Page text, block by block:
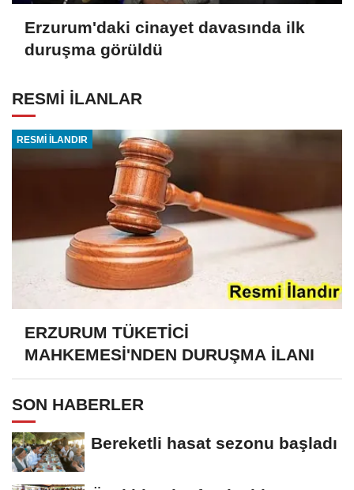
Erzurum'daki cinayet davasında ilk
duruşma görüldü
RESMİ İLANLAR
RESMİ İLANDIR
ERZURUM TÜKETİCİ
MAHKEMESİ'NDEN DURUŞMA İLANI
SON HABERLER
Bereketli hasat sezonu başladı